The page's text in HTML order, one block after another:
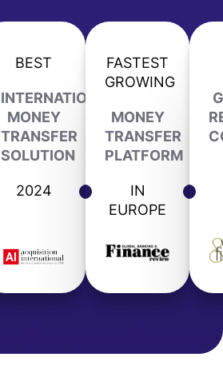
BEST
INTERNATIONAL
MONEY
TRANSFER
SOLUTION
2024
FASTEST
GROWING
MONEY
TRANSFER
PLATFORM
IN
EUROPE